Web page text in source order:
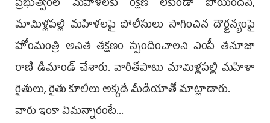
ప్ర‌భుత్వంలో మ‌హిళ‌ల‌కు ర‌క్ష‌ణ లేకుండా పోయింద‌ని,
మామిళ్ల‌ప‌ల్లి మ‌హిళ‌ల‌పై పోలీసులు సాగించిన దౌర్జ‌న్యంపై
హోంమంత్రి అనిత త‌క్ష‌ణం స్పందించాల‌ని ఎంపీ త‌నూజా
రాణి డిమాండ్ చేశారు. వారితోపాటు మామిళ్ల‌ప‌ల్లి మ‌హిళా
రైతులు, రైతు కూలీలు అక్క‌డే మీడియాతో మాట్లాడారు.
వారు ఇంకా ఏమ‌న్నారంటే...